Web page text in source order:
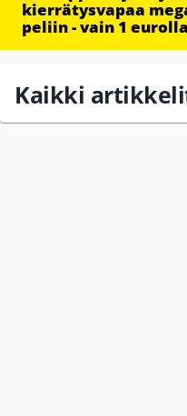
kierrätysvapaa
peliin - vain 1
Kaikki